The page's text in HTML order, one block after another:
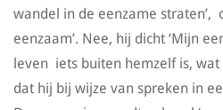
wandel in de eenzame straten’,
eenzaam’. Nee, hij dicht ‘Mijn
leven iets buiten hemzelf is,
dat hij bij wijze van spreken in